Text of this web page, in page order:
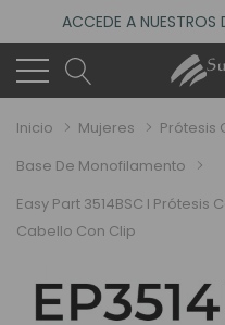
ACCEDE A NUESTROS
4.6
(485 reseñas)
VISITA NUESTRO
ACCEDE A NUESTROS
Inicio Mujeres
Prótesis
Base De Monofilamento
Easy Part 3514BSC I Prótesis
Cabello Con Clip